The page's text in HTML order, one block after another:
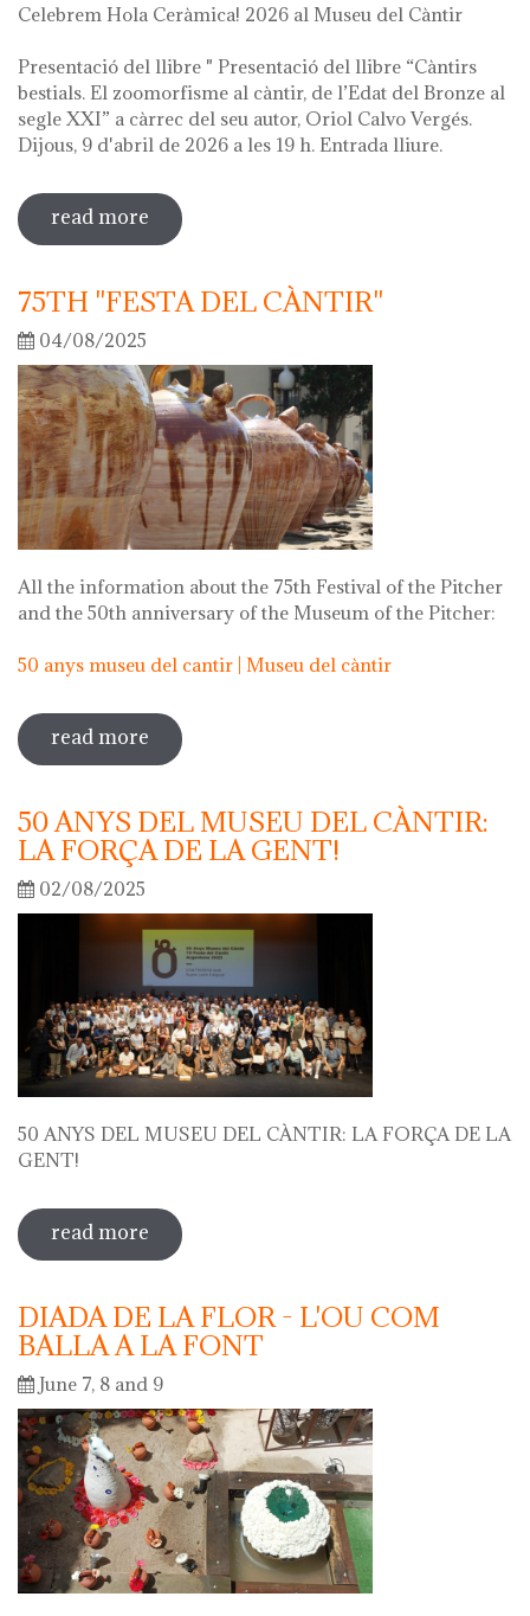
Celebrem Hola Ceràmica! 2026 al Museu del Càntir
Presentació del llibre " Presentació del llibre “Càntirs
bestials. El zoomorfisme al càntir, de l’Edat del Bronze al
segle XXI” a càrrec del seu autor, Oriol Calvo Vergés.
Dijous, 9 d'abril de 2026 a les 19 h. Entrada lliure.
read more sobre hola ceràmica! 2026
75TH "FESTA DEL CÀNTIR"
04/08/2025
All the information about the 75th Festival of the Pitcher
and the 50th anniversary of the Museum of the Pitcher:
50 anys museu del cantir | Museu del càntir
read more sobre 75th "festa del càntir"
50 ANYS DEL MUSEU DEL CÀNTIR:
LA FORÇA DE LA GENT!
02/08/2025
50 ANYS DEL MUSEU DEL CÀNTIR: LA FORÇA DE LA
GENT!
read more sobre 50 anys del museu del càntir: la
força de la gent!
DIADA DE LA FLOR - L'OU COM
BALLA A LA FONT
June 7, 8 and 9